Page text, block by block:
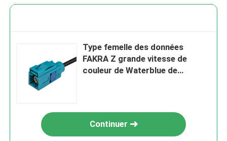
Type femelle des données
FAKRA Z grande vitesse de
couleur de Waterblue de
Continuer